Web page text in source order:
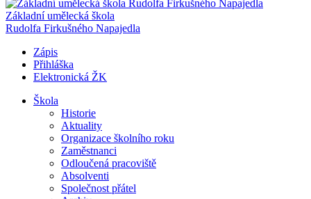
Základní umělecká škola
Rudolfa Firkušného Napajedla
Zápis
Přihláška
Elektronická ŽK
Škola
Historie
Aktuality
Organizace školního roku
Zaměstnanci
Odloučená pracoviště
Absolventi
Společnost přátel